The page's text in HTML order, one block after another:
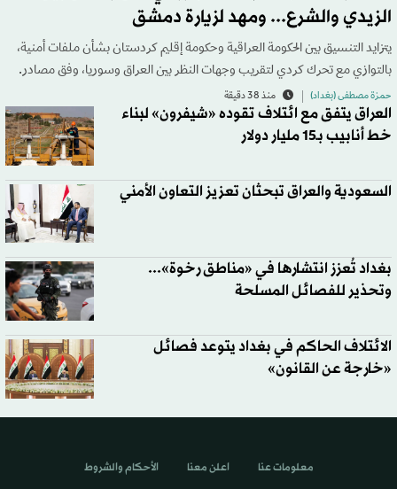
الزيدي والشرع... ومهد لزيارة دمشق
يتزايد التنسيق بين الحكومة العراقية وحكومة إقليم كردستان بشأن ملفات أمنية،
بالتوازي مع تحرك كردي لتقريب وجهات النظر بين العراق وسوريا، وفق مصادر.
حمزة مصطفى (بغداد) منذ 38 دقيقة
العراق يتفق مع ائتلاف تقوده «شيفرون» لبناء
خط أنابيب بـ15 مليار دولار
السعودية والعراق تبحثان تعزيز التعاون الأمني
بغداد تُعزز انتشارها في «مناطق رخوة»...
وتحذير للفصائل المسلحة
الائتلاف الحاكم في بغداد يتوعد فصائل
«خارجة عن القانون»
معلومات عنا اعلن معنا الأحكام والشروط